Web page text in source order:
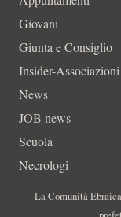
Giovani
Giunta e Consiglio
Insider-Associazioni
News
JOB news
Scuola
Necrologi
La Comunità